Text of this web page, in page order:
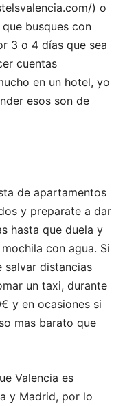
) o
busques con
3 o 4 días que sea
cuentas
en un hotel, yo
esos son de
de apartamentos
y preparate a dar
hasta que duela y
con agua. Si
salvar distancias
un taxi, durante
y en ocasiones si
mas barato que
Valencia es
y Madrid, por lo